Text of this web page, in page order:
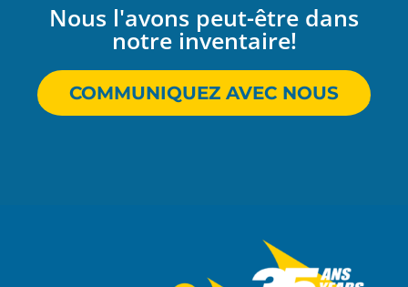
Nous l'avons peut-être dans
notre inventaire!
COMMUNIQUEZ AVEC NOUS